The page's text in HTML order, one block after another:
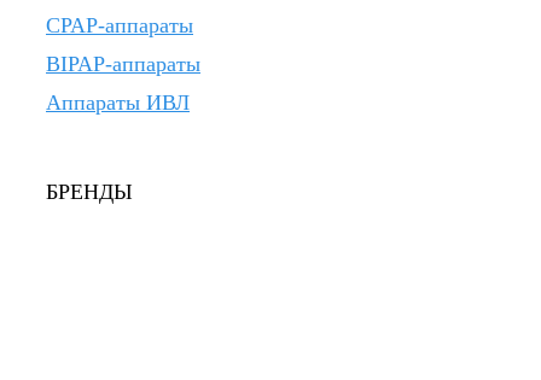
CPAP-аппараты
BIPAP-аппараты
Аппараты ИВЛ
БРЕНДЫ